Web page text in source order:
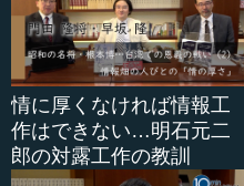
情に厚くなければ情報工
作はできない…明石元二
郎の対露工作の教訓